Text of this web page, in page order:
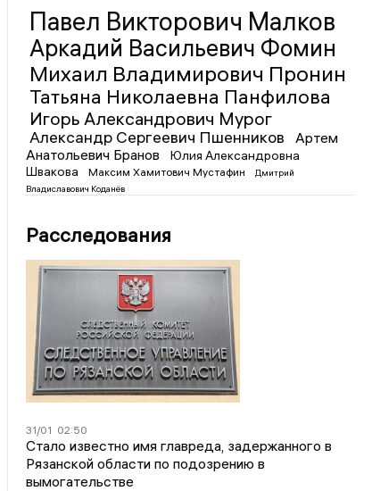
Павел Викторович Малков
Аркадий Васильевич Фомин
Михаил Владимирович Пронин
Татьяна Николаевна Панфилова
Игорь Александрович Мурог
Александр Сергеевич Пшенников
Артем
Анатольевич Бранов
Юлия Александровна
Швакова
Максим Хамитович Мустафин
Дмитрий
Владиславович Коданёв
Расследования
31/01 02:50
Стало известно имя главреда, задержанного в
Рязанской области по подозрению в
вымогательстве